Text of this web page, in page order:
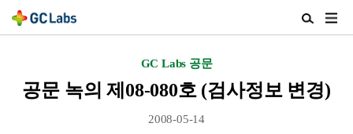
검
색
GC Labs 공문
공문 녹의 제08-080호 (검사정보 변경)
2008-05-14